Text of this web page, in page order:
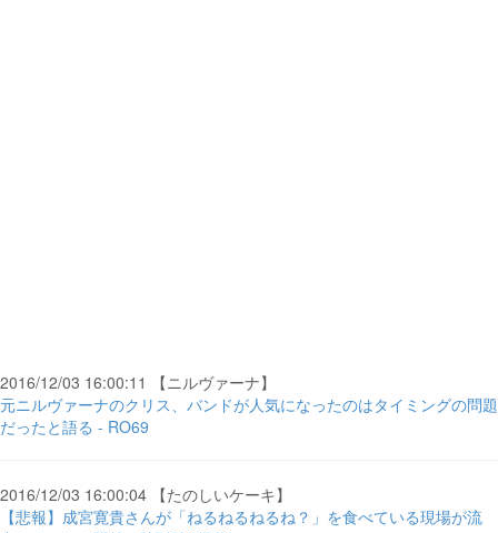
2016/12/03 16:00:11 【ニルヴァーナ】
元ニルヴァーナのクリス、バンドが人気になったのはタイミングの問題
だったと語る - RO69
2016/12/03 16:00:04 【たのしいケーキ】
【悲報】成宮寛貴さんが「ねるねるねるね？」を食べている現場が流